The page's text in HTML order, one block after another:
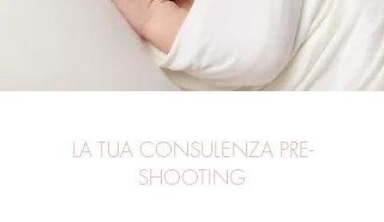
LA TUA CONSULENZA PRE-
SHOOTING